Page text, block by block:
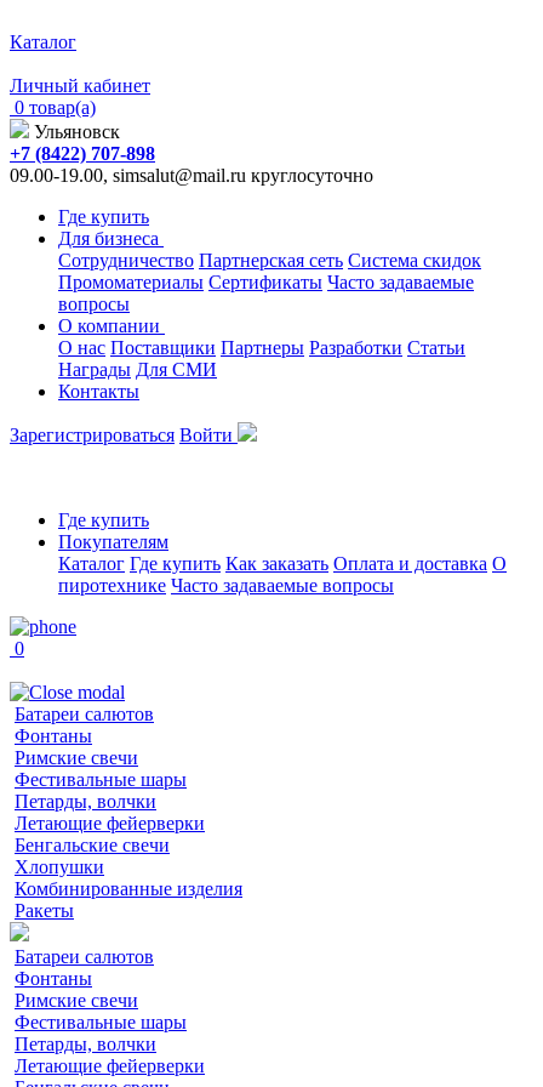
Каталог
Личный кабинет
0 товар(а)
Ульяновск
+7 (8422) 707-898
09.00-19.00, simsalut@mail.ru круглосуточно
Где купить
Для бизнеса
Сотрудничество Партнерская сеть Система скидок
Промоматериалы Сертификаты Часто задаваемые
вопросы
О компании
О нас Поставщики Партнеры Разработки Статьи
Награды Для СМИ
Контакты
Зарегистрироваться Войти
Где купить
Покупателям
Каталог Где купить Как заказать Оплата и доставка О
пиротехнике Часто задаваемые вопросы
0
Батареи салютов
Фонтаны
Римские свечи
Фестивальные шары
Петарды, волчки
Летающие фейерверки
Бенгальские свечи
Хлопушки
Комбинированные изделия
Ракеты
Батареи салютов
Фонтаны
Римские свечи
Фестивальные шары
Петарды, волчки
Летающие фейерверки